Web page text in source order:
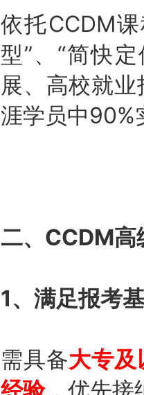
依托CCDM
型”、“简快
展、高校就
涯学员中90%
二、CCDM高
1、满足报考
需具备大专